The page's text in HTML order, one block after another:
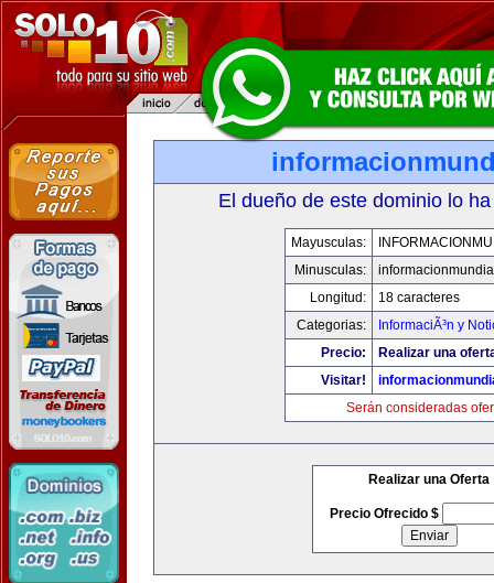
El dueño de este dominio lo
Mayusculas:
Minusculas:
Longitud:
18 caracteres
Categorias:
InformaciÃ³n y
Precio:
Realizar una
Visitar!
Serán consideradas
Realizar una Oferta
Precio Ofrecido $